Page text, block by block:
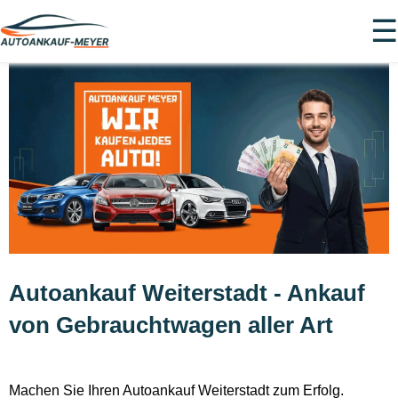
☰
Autoankauf Weiterstadt - Ankauf
von Gebrauchtwagen aller Art
Machen Sie Ihren Autoankauf Weiterstadt zum Erfolg.